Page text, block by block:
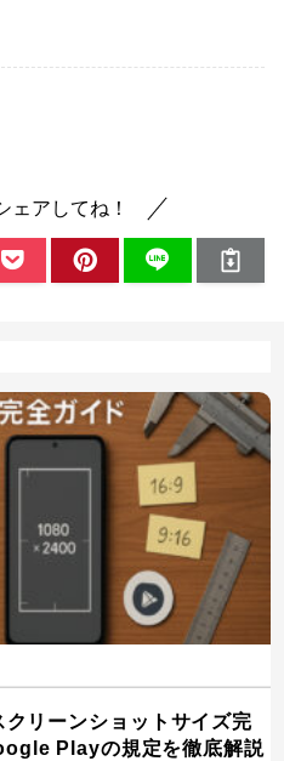
ェアしてね！
クリーンショットサイズ完
Playの規定を徹底解説